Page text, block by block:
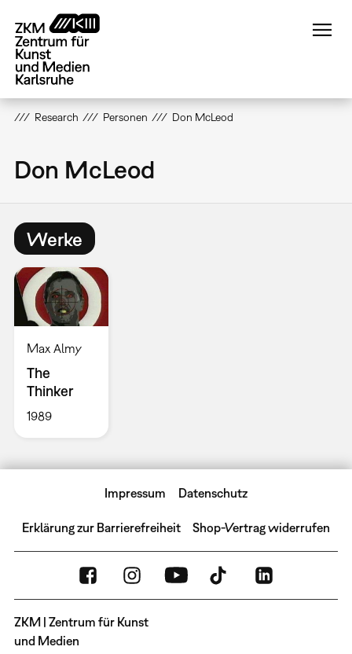
zum
Inhalt
Research Personen Don McLeod
Don McLeod
Werke
Max Almy
The
Thinker
1989
Impressum Datenschutz
Erklärung zur Barrierefreiheit Shop-Vertrag widerrufen
ZKM | Zentrum für Kunst
und Medien